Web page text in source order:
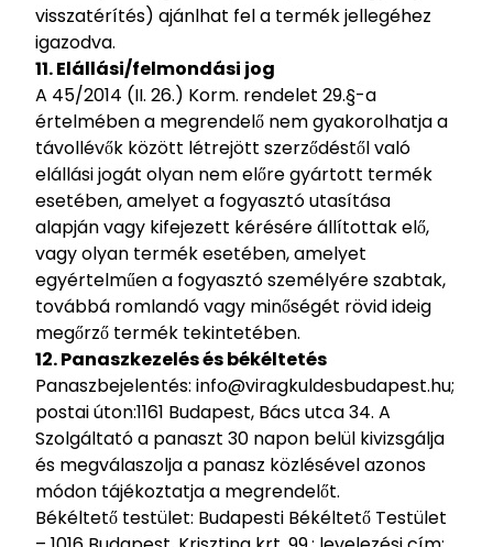
visszatérítés) ajánlhat fel a termék jellegéhez
igazodva.
11. Elállási/felmondási jog
A 45/2014 (II. 26.) Korm. rendelet 29.§-a
értelmében a megrendelő nem gyakorolhatja a
távollévők között létrejött szerződéstől való
elállási jogát olyan nem előre gyártott termék
esetében, amelyet a fogyasztó utasítása
alapján vagy kifejezett kérésére állítottak elő,
vagy olyan termék esetében, amelyet
egyértelműen a fogyasztó személyére szabtak,
továbbá romlandó vagy minőségét rövid ideig
megőrző termék tekintetében.
12. Panaszkezelés és békéltetés
Panaszbejelentés: info@viragkuldesbudapest.hu;
postai úton:1161 Budapest, Bács utca 34. A
Szolgáltató a panaszt 30 napon belül kivizsgálja
és megválaszolja a panasz közlésével azonos
módon tájékoztatja a megrendelőt.
Békéltető testület: Budapesti Békéltető Testület